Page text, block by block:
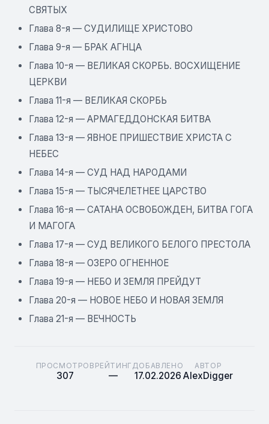
СВЯТЫХ
Глава 8-я — СУДИЛИЩЕ ХРИСТОВО
Глава 9-я — БРАК АГНЦА
Глава 10-я — ВЕЛИКАЯ СКОРБЬ. ВОСХИЩЕНИЕ
ЦЕРКВИ
Глава 11-я — ВЕЛИКАЯ СКОРБЬ
Глава 12-я — АРМАГЕДДОНСКАЯ БИТВА
Глава 13-я — ЯВНОЕ ПРИШЕСТВИЕ ХРИСТА С
НЕБЕС
Глава 14-я — СУД НАД НАРОДАМИ
Глава 15-я — ТЫСЯЧЕЛЕТНЕЕ ЦАРСТВО
Глава 16-я — САТАНА ОСВОБОЖДЕН, БИТВА ГОГА
И МАГОГА
Глава 17-я — СУД ВЕЛИКОГО БЕЛОГО ПРЕСТОЛА
Глава 18-я — ОЗЕРО ОГНЕННОЕ
Глава 19-я — НЕБО И ЗЕМЛЯ ПРЕЙДУТ
Глава 20-я — НОВОЕ НЕБО И НОВАЯ ЗЕМЛЯ
Глава 21-я — ВЕЧНОСТЬ
ПРОСМОТРОВ
307
РЕЙТИНГ
—
ДОБАВЛЕНО
17.02.2026
АВТОР
AlexDigger